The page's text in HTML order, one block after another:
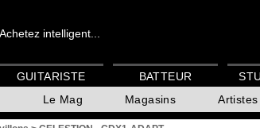
Achetez intelligent...
Le Mag Magasins Artistes
GUITARISTE BATTEUR